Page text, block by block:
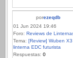
porezeqdb
01 Jun 2024 19:46
Foro: Reviews de
Tema: [Review] Wuben
linterna EDC futurista
Respuestas: 0